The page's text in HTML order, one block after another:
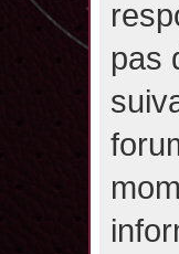
pas